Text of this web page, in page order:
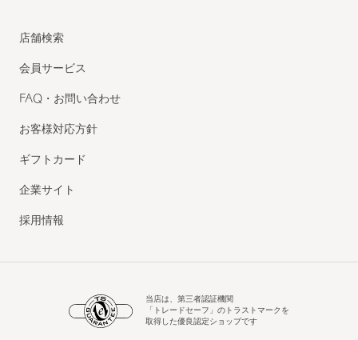
店舗検索
会員サービス
FAQ・お問い合わせ
お客様対応方針
ギフトカード
企業サイト
採用情報
当店は、第三者認証機関
「トレードセーフ」のトラストマークを
取得した優良認定ショップです